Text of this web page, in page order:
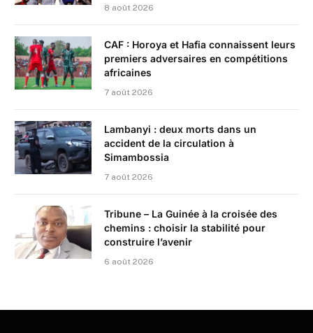
8 août 2026
CAF : Horoya et Hafia connaissent leurs
premiers adversaires en compétitions
africaines
7 août 2026
Lambanyi : deux morts dans un
accident de la circulation à
Simambossia
7 août 2026
Tribune – La Guinée à la croisée des
chemins : choisir la stabilité pour
construire l’avenir
6 août 2026